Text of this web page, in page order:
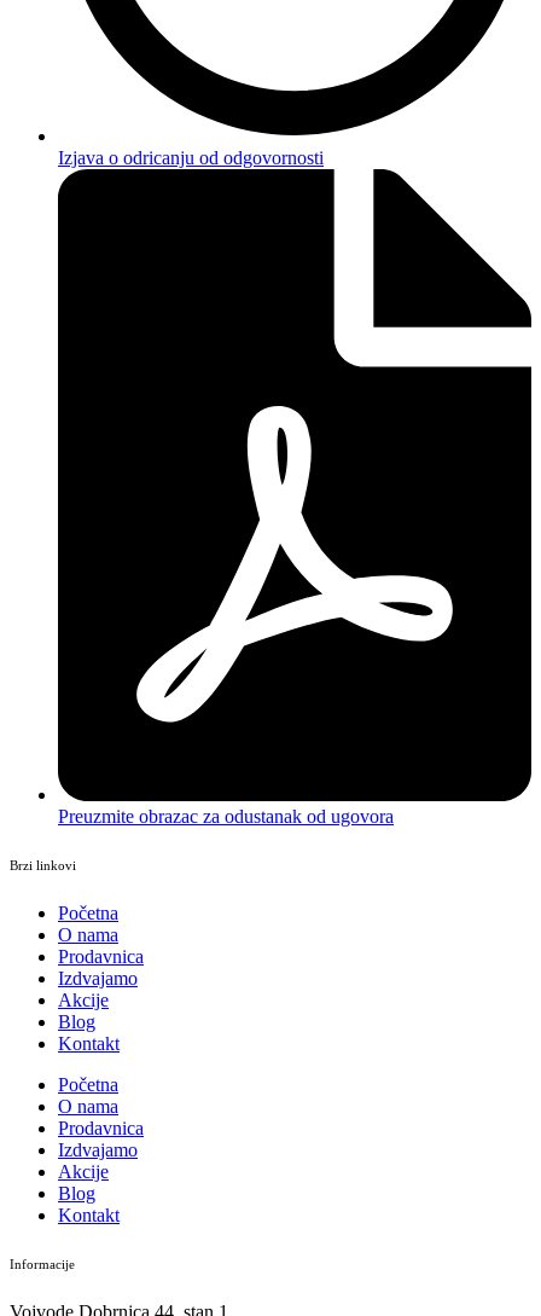
Izjava o odricanju od odgovornosti
Preuzmite obrazac za odustanak od ugovora
Brzi linkovi
Početna
O nama
Prodavnica
Izdvajamo
Akcije
Blog
Kontakt
Početna
O nama
Prodavnica
Izdvajamo
Akcije
Blog
Kontakt
Informacije
Vojvode Dobrnjca 44, stan 1